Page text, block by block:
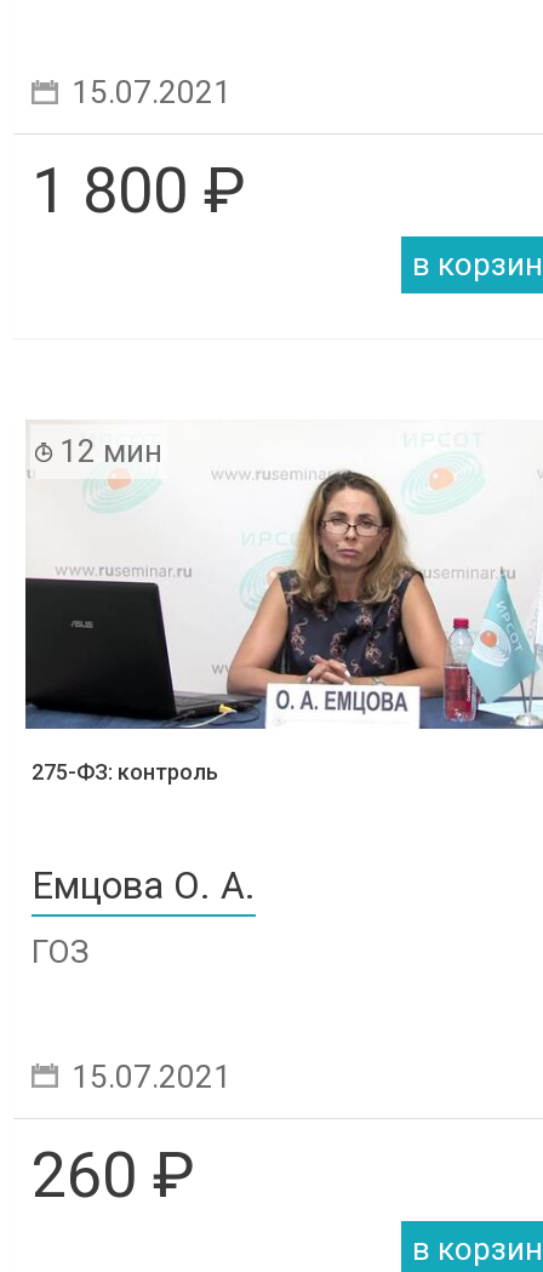
15.07.2021
1 800 ₽
12 мин
275-ФЗ: контроль
Емцова О. А.
ГОЗ
15.07.2021
260 ₽